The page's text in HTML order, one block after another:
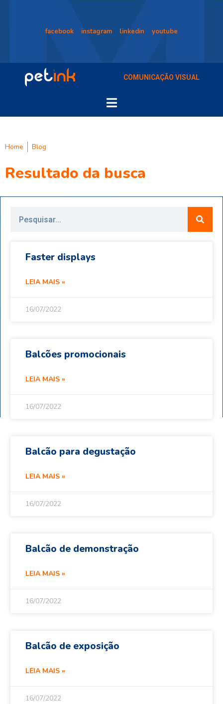
facebook instagram linkedin youtube
COMUNICAÇÃO VISUAL
Home Blog
Resultado da busca
Faster displays
LEIA MAIS »
16/07/2022
Balcões promocionais
LEIA MAIS »
16/07/2022
Balcão para degustação
LEIA MAIS »
16/07/2022
Balcão de demonstração
LEIA MAIS »
16/07/2022
Balcão de exposição
LEIA MAIS »
16/07/2022